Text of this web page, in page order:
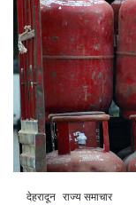
देहरादून राज्य समाचार